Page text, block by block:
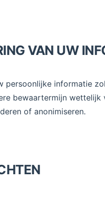
VAN UW
persoonlijke informatie
bewaartermijn wettelijk
of anonimiseren.